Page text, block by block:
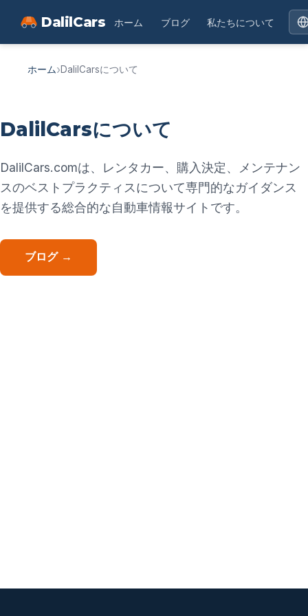
DalilCars ホーム ブログ 私たちについて
ホーム›DalilCarsについて
DalilCarsについて
DalilCars.comは、レンタカー、購入決定、メンテナン
スのベストプラクティスについて専門的なガイダンス
を提供する総合的な自動車情報サイトです。
ブログ →